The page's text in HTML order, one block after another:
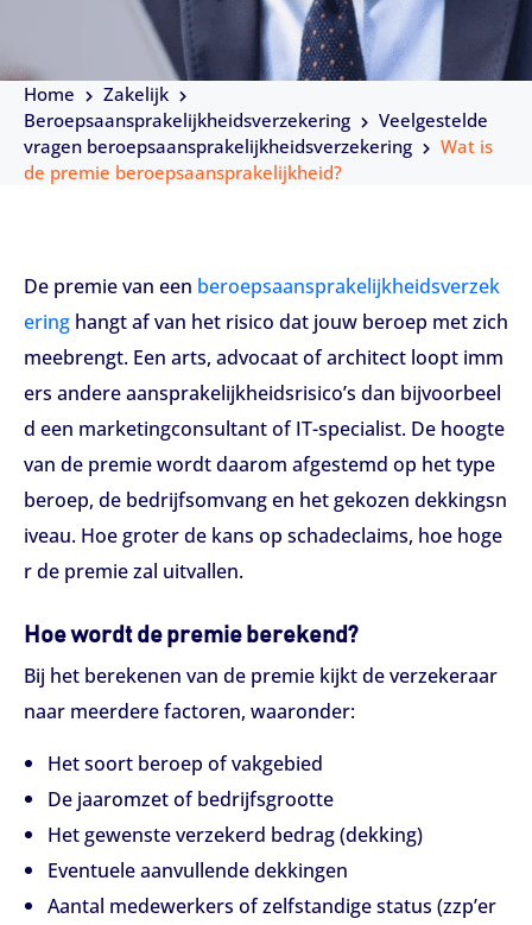
Home
Zakelijk
Beroepsaansprakelijkheidsverzekering
Veelgestelde
vragen beroepsaansprakelijkheidsverzekering
Wat is
de premie beroepsaansprakelijkheid?
De premie van een beroepsaansprakelijkheidsverzek
ering hangt af van het risico dat jouw beroep met zich
meebrengt. Een arts, advocaat of architect loopt imm
ers andere aansprakelijkheidsrisico’s dan bijvoorbeel
d een marketingconsultant of IT-specialist. De hoogte
van de premie wordt daarom afgestemd op het type
beroep, de bedrijfsomvang en het gekozen dekkingsn
iveau. Hoe groter de kans op schadeclaims, hoe hoge
r de premie zal uitvallen.
Hoe wordt de premie berekend?
Bij het berekenen van de premie kijkt de verzekeraar
naar meerdere factoren, waaronder:
Het soort beroep of vakgebied
De jaaromzet of bedrijfsgrootte
Het gewenste verzekerd bedrag (dekking)
Eventuele aanvullende dekkingen
Aantal medewerkers of zelfstandige status (zzp’er